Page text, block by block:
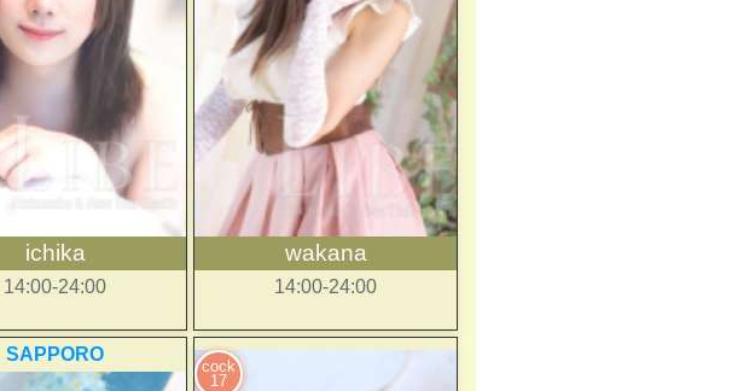
ichika
14:00-24:00
wakana
14:00-24:00
SAPPORO
cock
17